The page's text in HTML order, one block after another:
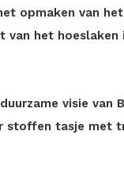
opmaken van
van het
visie van
stoffen tasje met